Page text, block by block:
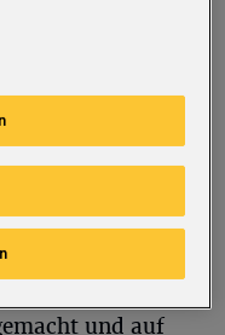
hat er sich nun
(10. Februar
zu Gast.
Vormittag. Lars
und auf